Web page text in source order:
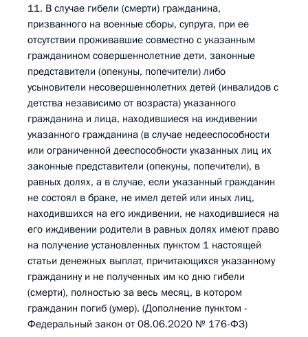
11. В случае гибели (смерти) гражданина,
призванного на военные сборы, супруга, при ее
отсутствии проживавшие совместно с указанным
гражданином совершеннолетние дети, законные
представители (опекуны, попечители) либо
усыновители несовершеннолетних детей (инвалидов с
детства независимо от возраста) указанного
гражданина и лица, находившиеся на иждивении
указанного гражданина (в случае недееспособности
или ограниченной дееспособности указанных лиц их
законные представители (опекуны, попечители), в
равных долях, а в случае, если указанный гражданин
не состоял в браке, не имел детей или иных лиц,
находившихся на его иждивении, не находившиеся на
его иждивении родители в равных долях имеют право
на получение установленных пунктом 1 настоящей
статьи денежных выплат, причитающихся указанному
гражданину и не полученных им ко дню гибели
(смерти), полностью за весь месяц, в котором
гражданин погиб (умер). (Дополнение пунктом -
Федеральный закон от 08.06.2020 № 176-ФЗ)